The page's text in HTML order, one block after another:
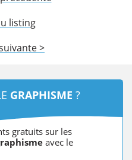
listing
>
GRAPHISME ?
gratuits sur les
avec le